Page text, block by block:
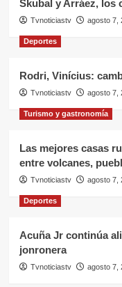
Skubal y Arráez, los
Tvnoticiastv agosto 7,
Deportes
Rodri, Vinícius:
Tvnoticiastv agosto 7,
Turismo y gastronomía
Las mejores casas
entre volcanes,
Tvnoticiastv agosto 7,
Deportes
Acuña Jr continúa
jonronera
Tvnoticiastv agosto 7,